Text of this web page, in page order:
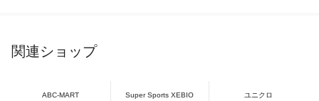
関連ショップ
ABC-MART
Super Sports XEBIO
ユニクロ